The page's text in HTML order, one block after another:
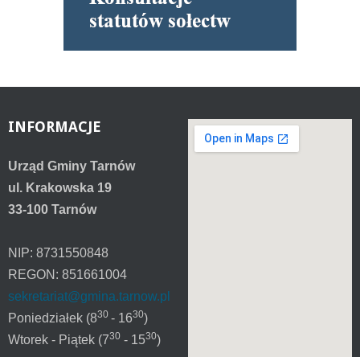
INFORMACJE
Urząd Gminy Tarnów
ul. Krakowska 19
33-100 Tarnów
NIP: 8731550848
REGON: 851661004
sekretariat@gmina.tarnow.pl
Poniedziałek (830 - 1630)
Wtorek - Piątek (730 - 1530)